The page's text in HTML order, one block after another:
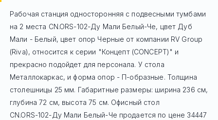
Рабочая станция односторонняя с подвесными тумбами
на 2 места CN.ORS-102-Ду Мали Белый-Че, цвет Дуб
Мали - Белый, цвет опор Черные от компании RV Group
(Riva), относится к серии "Концепт (CONCEPT)" и
прекрасно подойдет для персонала. У стола
Mеталлокаркас, и форма опор - П-образные. Толщина
столешницы 25 мм. Габаритные размеры: ширина 236 см,
глубина 72 см, высота 75 см. Офисный стол
CN.ORS-102-Ду Мали Белый-Че продается по цене 34447